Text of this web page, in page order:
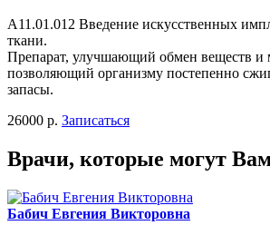
А11.01.012 Введение искусственных
ткани.
Препарат, улучшающий обмен веществ и
позволяющий организму постепенно
запасы.
26000 р. Записаться
Врачи, которые могут
Бабич Евгения Викторовна